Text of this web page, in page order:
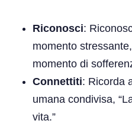
Riconosci:
momento
momento di
Connettiti: Ricorda
umana condivisa,
vita.”